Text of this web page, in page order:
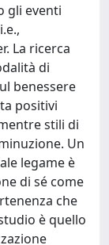
gli eventi
La ricerca
di
benessere
positivi
stili di
Un
legame è
di sé come
che
è quello